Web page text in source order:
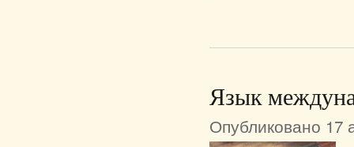
Язык
Опубликовано 17